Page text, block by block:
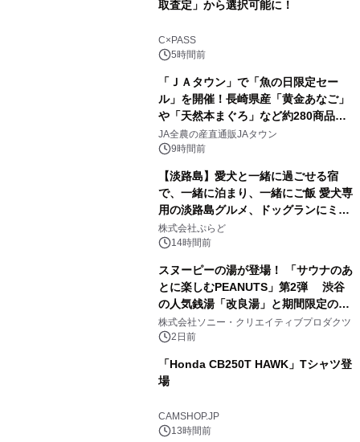
取査定」から選択可能に！
C×PASS
5時間前
「ＪＡタウン」で「魚の日限定セー
ル」を開催！長崎県産「黄金あなご」
や「天然本まぐろ」など約280商品を
販売！～毎月１０日の定例企画～
JA全農の産直通販JAタウン
9時間前
【淡路島】愛犬と一緒に過ごせる宿
で、一緒に泊まり、一緒にご飯 愛犬専
用の淡路島グルメ、ドッグランにミニ
プール グランピングとトレーラーハウ
スの2施設で
株式会社ぷらど
14時間前
スヌーピーの湯が登場！ 「サウナのあ
とに楽しむPEANUTS」第2弾 渋谷
の人気銭湯「改良湯」と期間限定のコ
ラボレーション サウナイキタイコラ
ボグッズも発売決定！
株式会社ソニー・クリエイティブプロダクツ
2日前
「Honda CB250T HAWK」Tシャツ登
場
CAMSHOP.JP
13時間前